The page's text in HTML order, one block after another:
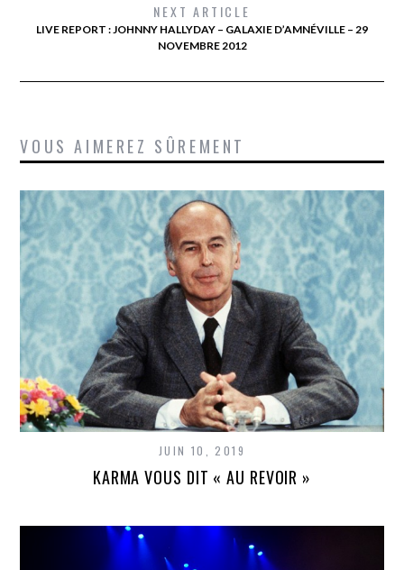
NEXT ARTICLE
LIVE REPORT : JOHNNY HALLYDAY – GALAXIE D’AMNÉVILLE – 29
NOVEMBRE 2012
VOUS AIMEREZ SÛREMENT
JUIN 10, 2019
KARMA VOUS DIT « AU REVOIR »